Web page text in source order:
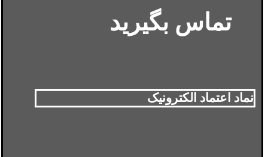
تماس بگیرید
نماد اعتماد الکترونیک